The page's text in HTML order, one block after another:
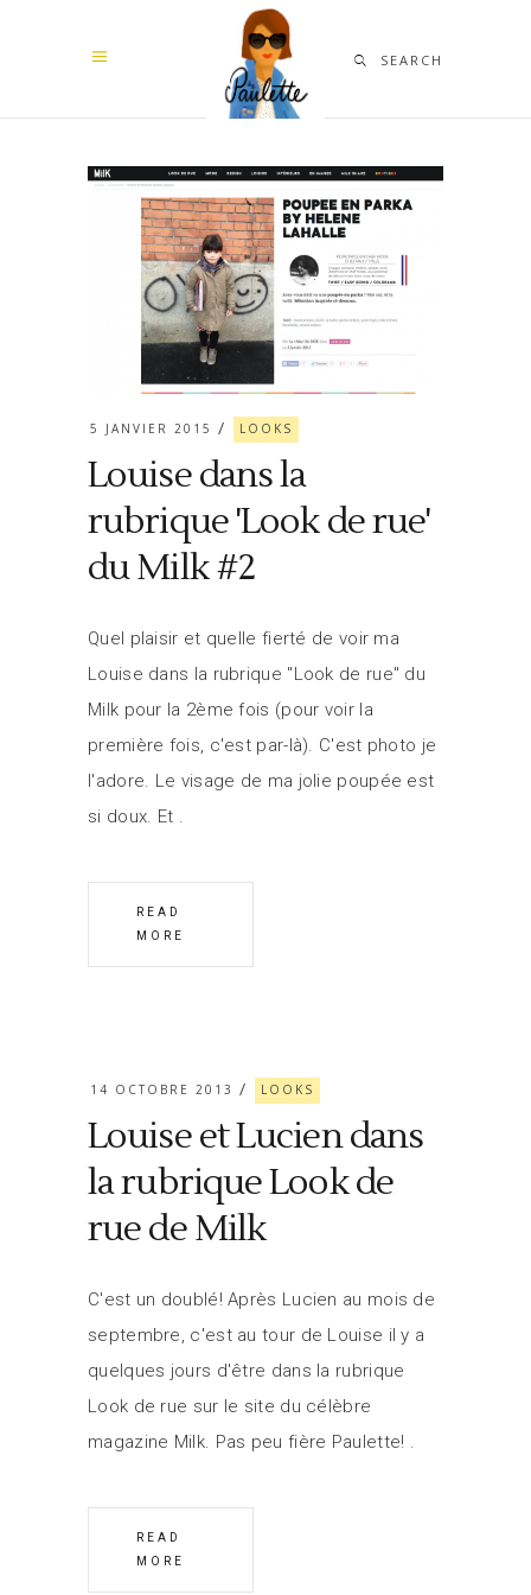
SEARCH
5 JANVIER 2015 LOOKS
Louise dans la
rubrique 'Look de rue'
du Milk #2
Quel plaisir et quelle fierté de voir ma
Louise dans la rubrique "Look de rue" du
Milk pour la 2ème fois (pour voir la
première fois, c'est par-là). C'est photo je
l'adore. Le visage de ma jolie poupée est
si doux. Et
READ
MORE
14 OCTOBRE 2013 LOOKS
Louise et Lucien dans
la rubrique Look de
rue de Milk
C'est un doublé! Après Lucien au mois de
septembre, c'est au tour de Louise il y a
quelques jours d'être dans la rubrique
Look de rue sur le site du célèbre
magazine Milk. Pas peu fière Paulette!
READ
MORE